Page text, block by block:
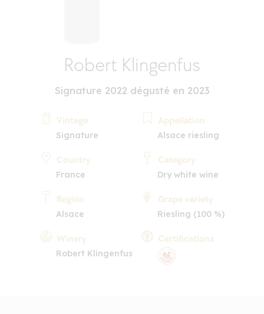
Robert Klingenfus
Signature 2022 dégusté en 2023
Vintage
Signature
Country
France
Region
Alsace
Winery
Robert Klingenfus
Appellation
Alsace riesling
Category
Dry white wine
Grape variety
Riesling (100 %)
Certifications